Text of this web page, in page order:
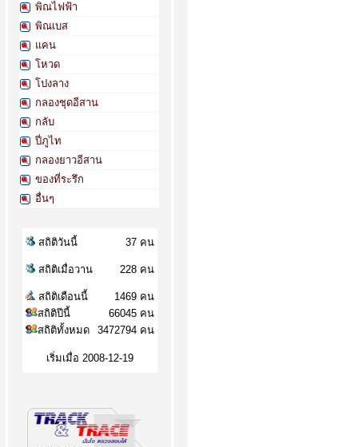
พิณไฟฟ้า
พิณเบส
แคน
โหวด
โปงลาง
กลองชุดอีสาน
กลับ
ปี่ภูไท
กลองยาวอีสาน
ของที่ระรึก
อื่นๆ
สถิติวันนี้ 37 คน
สถิติเมื่อวาน 228 คน
สถิติเดือนนี้
สถิติปีนี้
สถิติทั้งหมด
1469 คน
66045 คน
3472794 คน
เริ่มเมื่อ 2008-12-19